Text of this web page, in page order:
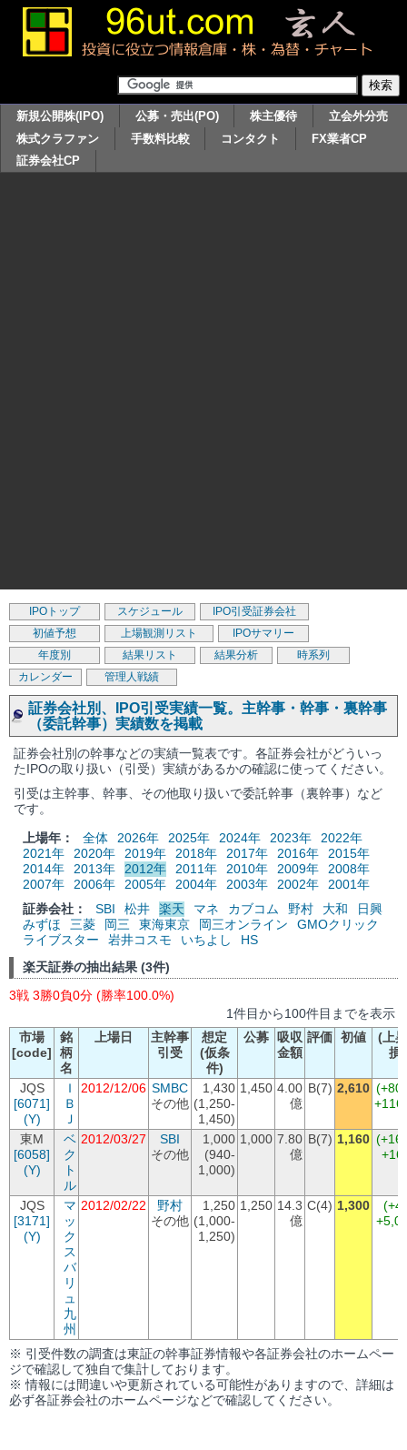
新規公開株(IPO) 公募・売出(PO) 株主優待
立会外分売
株式クラファン
手数料比較 コンタクト
FX業者CP
証券会社CP
IPOトップ スケジュール
IPO引受証券会社
初値予想
上場観測リスト
IPOサマリー
年度別
結果リスト 結果分析
時系列
カレンダー
管理人戦績
証券会社別、IPO引受実績一覧。主幹事・幹事・裏幹事
（委託幹事）実績数を掲載
証券会社別の幹事などの実績一覧表です。各証券会社がどういっ
たIPOの取り扱い（引受）実績があるかの確認に使ってください。
引受は主幹事、幹事、その他取り扱いで委託幹事（裏幹事）など
です。
上場年：
全体 2026年 2025年 2024年 2023年
2022年
2021年
2020年 2019年 2018年 2017年 2016年
2015年
2014年
2013年 2012年 2011年 2010年 2009年
2008年
2007年
2006年 2005年 2004年 2003年 2002年
2001年
証券会社：
SBI 松井 楽天 マネ カブコム 野村 大和
日興
みずほ
三菱 岡三 東海東京 岡三オンライン
GMOクリック
ライブスター
岩井コスモ いちよし
HS
楽天証券の抽出結果 (3件)
3戦 3勝0負0分 (勝率100.0%)
1件目から100件目までを表示
市場
[code]
銘
柄
名
上場日
主幹事
引受
想定
(仮条
件)
公募
吸収
金額
評価 初値
(上
損
JQS
[6071]
(Y)
Ｉ
Ｂ
Ｊ
2012/12/06 SMBC
その他
1,430
(1,250-
1,450)
1,450 4.00
億
B(7) 2,610
東M
[6058]
(Y)
ベ
ク
ト
ル
2012/03/27
SBI
その他
1,000
(940-
1,000)
1,000 7.80
億
B(7) 1,160
JQS
[3171]
(Y)
マ
ッ
ク
ス
バ
リ
ュ
九
州
2012/02/22
野村
その他
1,250
(1,000-
1,250)
1,250 14.3
億
C(4) 1,300
※ 引受件数の調査は東証の幹事証券情報や各証券会社のホームペー
ジで確認して独自で集計しております。
※ 情報には間違いや更新されている可能性がありますので、詳細は
必ず各証券会社のホームページなどで確認してください。